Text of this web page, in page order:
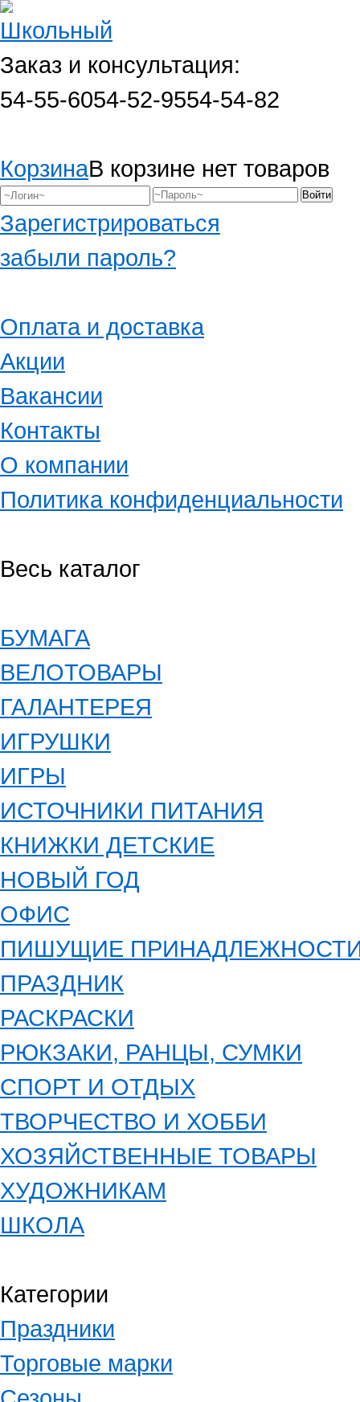
Заказ и консультация:
54-55-6054-52-9554-54-82
КорзинаВ корзине нет товаров
Зарегистрироваться
забыли пароль?
Оплата и доставка
Акции
Вакансии
Контакты
О компании
Политика конфиденциальности
Весь каталог
БУМАГА
ВЕЛОТОВАРЫ
ГАЛАНТЕРЕЯ
ИГРУШКИ
ИГРЫ
ИСТОЧНИКИ ПИТАНИЯ
КНИЖКИ ДЕТСКИЕ
НОВЫЙ ГОД
ОФИС
ПИШУЩИЕ
ПРАЗДНИК
РАСКРАСКИ
РЮКЗАКИ, РАНЦЫ, СУМКИ
СПОРТ И ОТДЫХ
ТВОРЧЕСТВО И ХОББИ
ХОЗЯЙСТВЕННЫЕ ТОВАРЫ
ХУДОЖНИКАМ
ШКОЛА
Категории
Праздники
Торговые марки